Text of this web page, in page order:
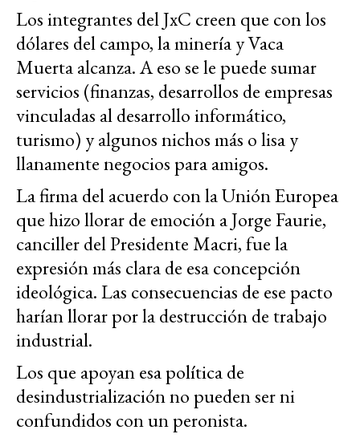
Los integrantes del JxC creen que con los
dólares del campo, la minería y Vaca
Muerta alcanza. A eso se le puede sumar
servicios (finanzas, desarrollos de empresas
vinculadas al desarrollo informático,
turismo) y algunos nichos más o lisa y
llanamente negocios para amigos.
La firma del acuerdo con la Unión Europea
que hizo llorar de emoción a Jorge Faurie,
canciller del Presidente Macri, fue la
expresión más clara de esa concepción
ideológica. Las consecuencias de ese pacto
harían llorar por la destrucción de trabajo
industrial.
Los que apoyan esa política de
desindustrialización no pueden ser ni
confundidos con un peronista.